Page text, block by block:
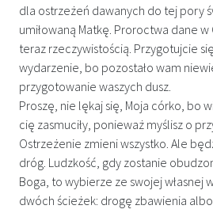
dla ostrzeżeń dawanych do tej pory
umiłowaną Matkę. Proroctwa dane
teraz rzeczywistością. Przygotujcie
wydarzenie, bo pozostało wam
przygotowanie waszych dusz.
Proszę, nie lękaj się, Moja córko, bo
cię zasmuciły, ponieważ myślisz o
Ostrzeżenie zmieni wszystko. Ale
dróg. Ludzkość, gdy zostanie
Boga, to wybierze ze swojej własnej
dwóch ścieżek: drogę zbawienia